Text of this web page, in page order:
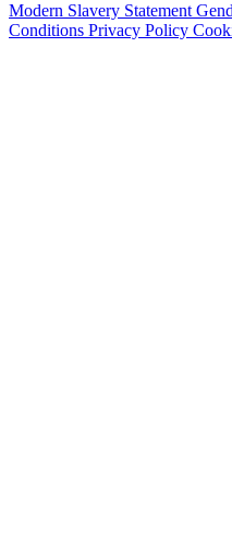
Modern Slavery Statement
Conditions Privacy Policy